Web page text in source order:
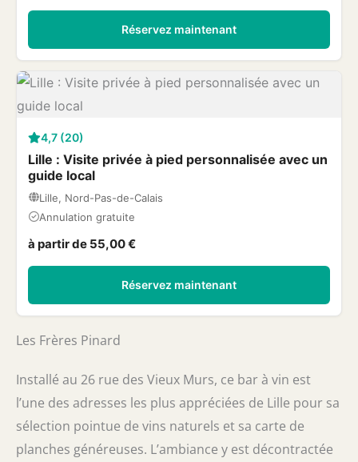
Réservez maintenant
4,7 (20)
Lille : Visite privée à pied personnalisée avec un
guide local
Lille, Nord-Pas-de-Calais
Annulation gratuite
à partir de 55,00 €
Réservez maintenant
Les Frères Pinard
Installé au 26 rue des Vieux Murs, ce bar à vin est
l’une des adresses les plus appréciées de Lille pour sa
sélection pointue de vins naturels et sa carte de
planches généreuses. L’ambiance y est décontractée